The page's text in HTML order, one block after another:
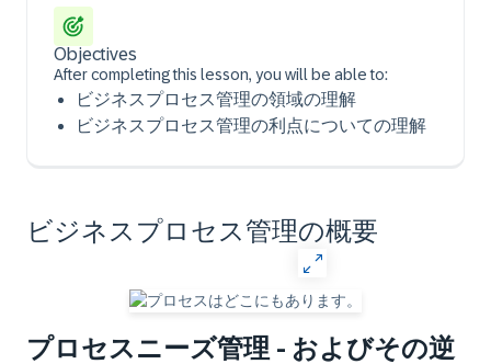
Objectives
After completing this lesson, you will be able to:
ビジネスプロセス管理の領域の理解
ビジネスプロセス管理の利点についての理解
ビジネスプロセス管理の概要
プロセスニーズ管理 - およびその逆